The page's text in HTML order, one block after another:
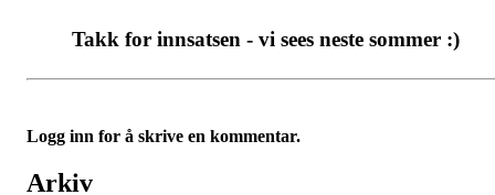
Takk for innsatsen - vi sees neste sommer :)
Logg inn for å skrive en kommentar.
Arkiv